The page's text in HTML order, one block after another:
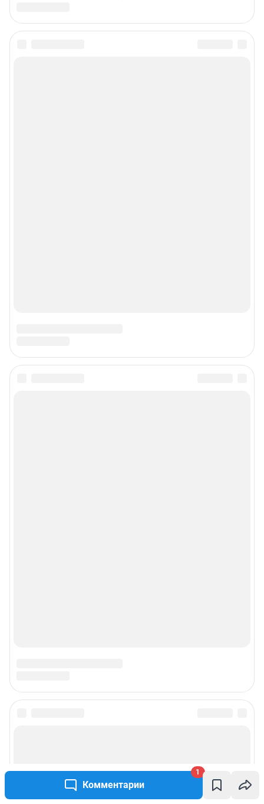
Комментарии
1